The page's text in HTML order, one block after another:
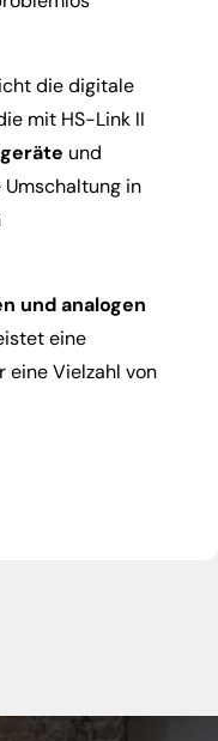
die digitale
mit HS-Link II
und
in
und analogen
eine
eine Vielzahl von